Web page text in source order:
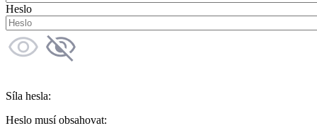
Heslo
Síla hesla:
Heslo musí obsahovat: